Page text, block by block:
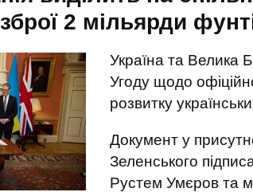
2 мільярди
Україна та Велика
Угоду щодо
розвитку
Документ у
Зеленського
Рустем Умєров та